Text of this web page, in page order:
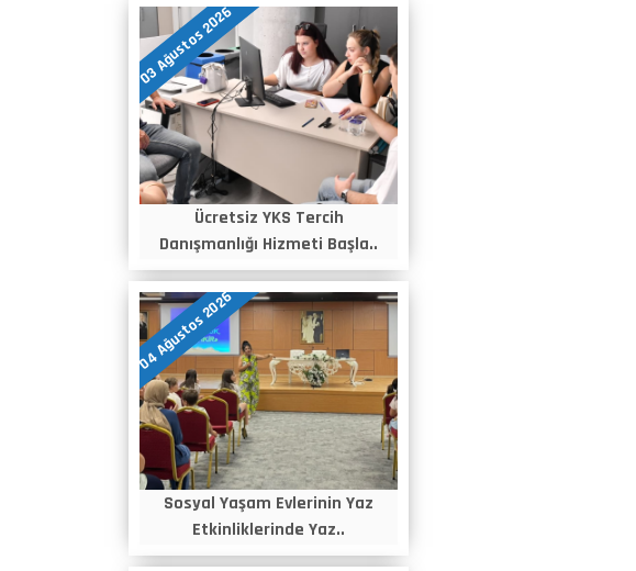
03 Ağustos 2026
Ücretsiz YKS Tercih
Danışmanlığı Hizmeti Başla..
04 Ağustos 2026
Sosyal Yaşam Evlerinin Yaz
Etkinliklerinde Yaz..